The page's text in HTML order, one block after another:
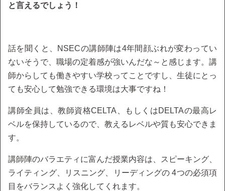
と言えるでしょう！
話を聞くと、NSECの講師陣は4年間顔ぶれが変わってい
ないそうで、職場の定着感が強いんだな～と感じます。講
師からしても働きやすい学校ってことですし、生徒にとっ
ても安心して勉強できる環境は大事ですね！
講師全員は、教師資格CELTA、もしくはDELTAの最高レ
ベルを保持しているので、教えるレベルや質も安心できま
す。
講師陣のバラエティに富んだ授業内容は、スピーキング、
ライティング、リスニング、リーディングの 4つの必須項
目をバランスよく強化してくれます。